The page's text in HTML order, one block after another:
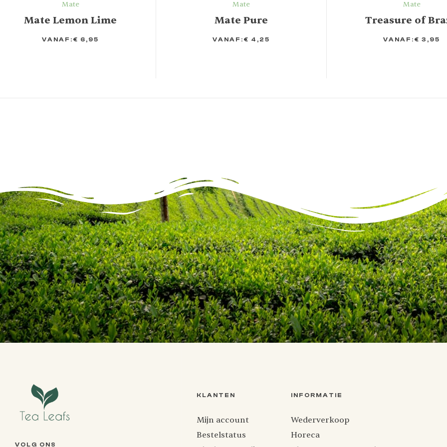
Mate
Mate Lemon Lime
VANAF: € 6,95
Mate
Mate Pure
VANAF: € 4,25
Mate
Treasure of
VANAF: € 3,95
VOLG ONS
KLANTEN
Mijn account
Bestelstatus
INFORMATIE
Wederverkoop
Horeca